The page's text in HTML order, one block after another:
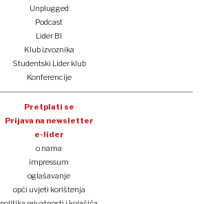
Unplugged
Podcast
Lider BI
Klub izvoznika
Studentski Lider klub
Konferencije
Pretplati se
Prijava na newsletter
e-lider
o nama
impressum
oglašavanje
opći uvjeti korištenja